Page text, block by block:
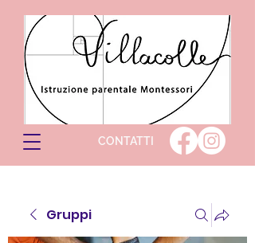
CONTATTI
Gruppi